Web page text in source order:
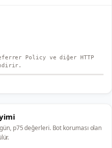
Policy ve diğer HTTP
p75 değerleri. Bot koruması olan